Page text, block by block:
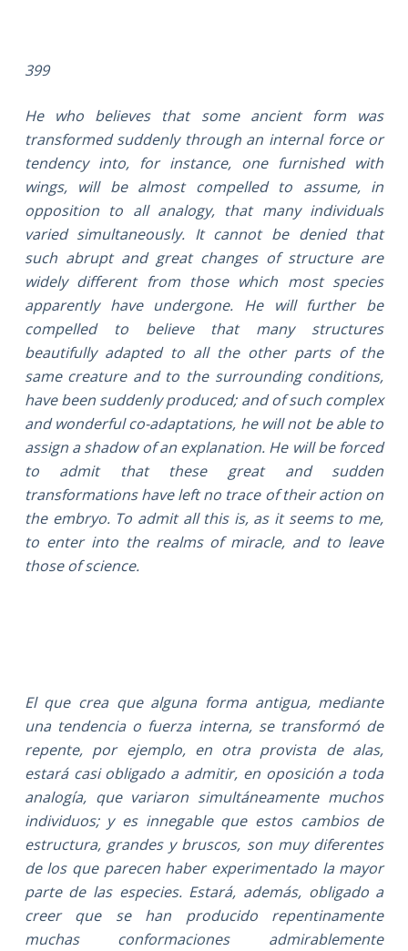
399
He who believes that some ancient form was
transformed suddenly through an internal force or
tendency into, for instance, one furnished with
wings, will be almost compelled to assume, in
opposition to all analogy, that many individuals
varied simultaneously. It cannot be denied that
such abrupt and great changes of structure are
widely different from those which most species
apparently have undergone. He will further be
compelled to believe that many structures
beautifully adapted to all the other parts of the
same creature and to the surrounding conditions,
have been suddenly produced; and of such complex
and wonderful co-adaptations, he will not be able to
assign a shadow of an explanation. He will be forced
to admit that these great and sudden
transformations have left no trace of their action on
the embryo. To admit all this is, as it seems to me,
to enter into the realms of miracle, and to leave
those of science.
El que crea que alguna forma antigua, mediante
una tendencia o fuerza interna, se transformó de
repente, por ejemplo, en otra provista de alas,
estará casi obligado a admitir, en oposición a toda
analogía, que variaron simultáneamente muchos
individuos; y es innegable que estos cambios de
estructura, grandes y bruscos, son muy diferentes
de los que parecen haber experimentado la mayor
parte de las especies. Estará, además, obligado a
creer que se han producido repentinamente
muchas conformaciones admirablemente